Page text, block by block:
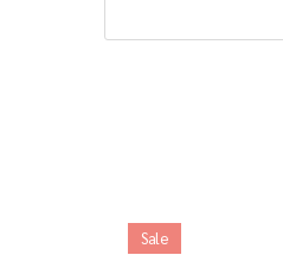
Sale